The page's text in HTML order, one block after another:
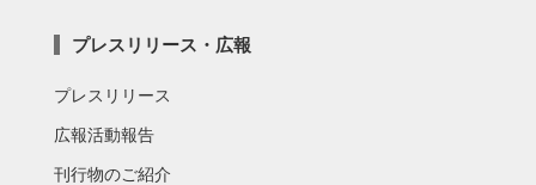
プレスリリース・広報
プレスリリース
広報活動報告
刊行物のご紹介